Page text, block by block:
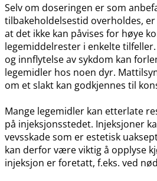
Selv om doseringen er som
tilbakeholdelsestid overholdes,
at det ikke kan påvises for høye
legemiddelrester i enkelte
og innflytelse av sykdom kan
legemidler hos noen dyr.
om et slakt kan godkjennes til
Mange legemidler kan etterlate
på injeksjonsstedet. Injeksjoner
vevsskade som er estetisk
kan derfor være viktig å opplyse
injeksjon er foretatt, f.eks. ved